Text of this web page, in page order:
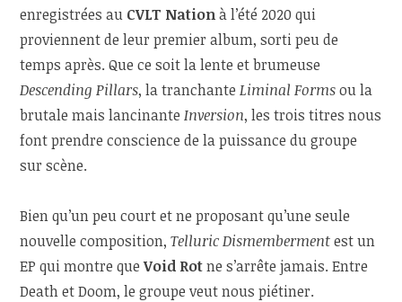
enregistrées au CVLT Nationà l’été 2020 qui
proviennent de leur premier album, sorti peu de
temps après. Que ce soit la lente et brumeuse
Descending Pillars, la tranchanteLiminal Formsou la
brutale mais lancinanteInversion, les trois titres nous
font prendre conscience de la puissance du groupe
sur scène.
Bien qu’un peu court et ne proposant qu’une seule
nouvelle composition,Telluric Dismembermentest un
EP qui montre queVoid Rotne s’arrête jamais. Entre
Death et Doom, le groupe veut nous piétiner.